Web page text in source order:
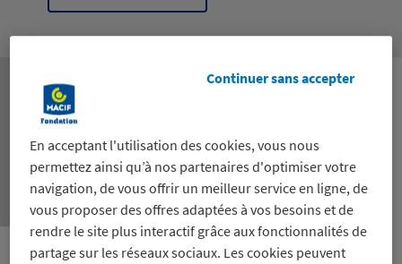
En acceptant l'utilisation des cookies, vous nous
permettez ainsi qu’à nos partenaires d'optimiser votre
navigation, de vous offrir un meilleur service en ligne, de
vous proposer des offres adaptées à vos besoins et de
rendre le site plus interactif grâce aux fonctionnalités de
partage sur les réseaux sociaux. Les cookies peuvent
Continuer sans accepter